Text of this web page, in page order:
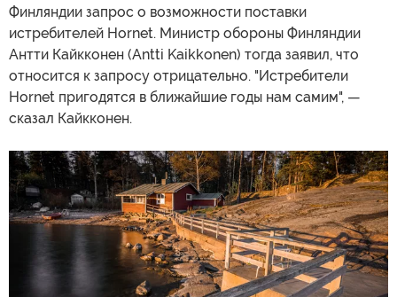
Финляндии запрос о возможности поставки
истребителей Hornet. Министр обороны Финляндии
Антти Кайкконен (Antti Kaikkonen) тогда заявил, что
относится к запросу отрицательно. "Истребители
Hornet пригодятся в ближайшие годы нам самим", —
сказал Кайкконен.